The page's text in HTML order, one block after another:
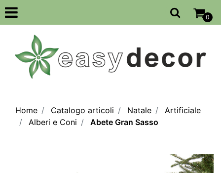
Open
0
Home Catalogo articoli Natale
Artificiale
Alberi e Coni
Abete Gran Sasso